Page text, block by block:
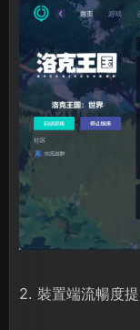
2. 裝置端流暢度